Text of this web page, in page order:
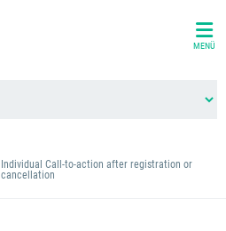
MENÜ
Individual Call-to-action after registration or
cancellation